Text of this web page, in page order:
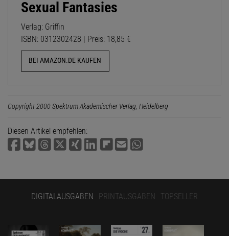
Sexual Fantasies
Verlag: Griffin
ISBN: 0312302428 | Preis: 18,85 €
BEI AMAZON.DE KAUFEN
Copyright 2000 Spektrum Akademischer Verlag, Heidelberg
Diesen Artikel empfehlen:
DIGITALAUSGABEN PRINTAUSGABEN TOPSELLER